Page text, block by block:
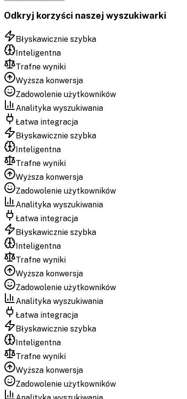
Odkryj korzyści naszej wyszukiwarki
Błyskawicznie szybka
Inteligentna
Trafne wyniki
Wyższa konwersja
Zadowolenie użytkowników
Analityka wyszukiwania
Łatwa integracja
Błyskawicznie szybka
Inteligentna
Trafne wyniki
Wyższa konwersja
Zadowolenie użytkowników
Analityka wyszukiwania
Łatwa integracja
Błyskawicznie szybka
Inteligentna
Trafne wyniki
Wyższa konwersja
Zadowolenie użytkowników
Analityka wyszukiwania
Łatwa integracja
Błyskawicznie szybka
Inteligentna
Trafne wyniki
Wyższa konwersja
Zadowolenie użytkowników